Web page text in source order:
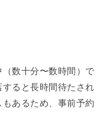
数十分〜数時間）で
ると長時間待たされ
あるため、事前予約